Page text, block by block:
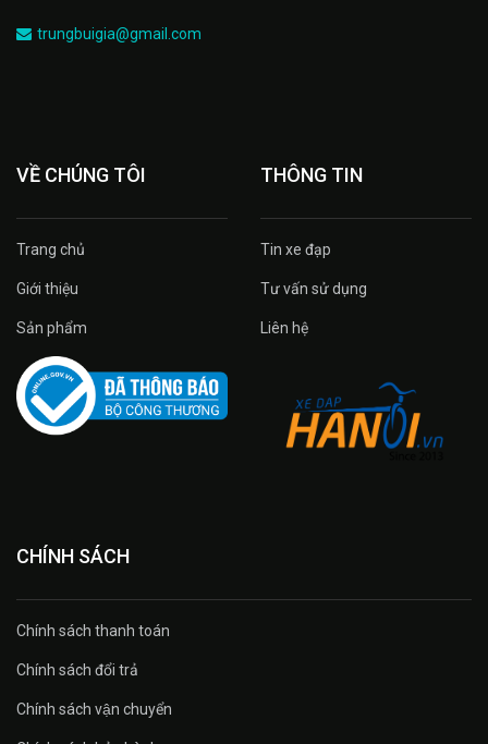
trungbuigia@gmail.com
VỀ CHÚNG TÔI
Trang chủ
Giới thiệu
Sản phẩm
THÔNG TIN
Tin xe đạp
Tư vấn sử dụng
Liên hệ
CHÍNH SÁCH
Chính sách thanh toán
Chính sách đổi trả
Chính sách vận chuyển